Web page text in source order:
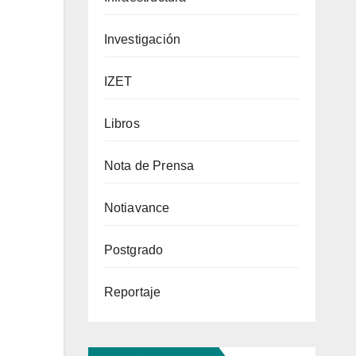
Investigación
IZET
Libros
Nota de Prensa
Notiavance
Postgrado
Reportaje